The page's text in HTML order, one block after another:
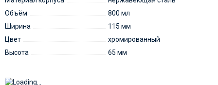
Объём
800 мл
Ширина
115 мм
Цвет
хромированный
Высота
65 мм